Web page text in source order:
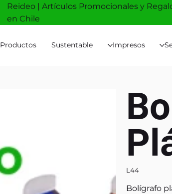
Productos Sustentable Impresos
Reideo | Artículos Promocionales y
en Chile
L44
Bolígrafo